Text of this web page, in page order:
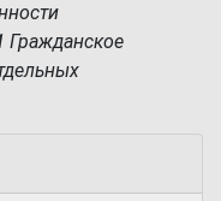
Гражданское